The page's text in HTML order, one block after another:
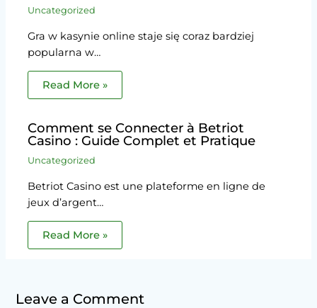
Uncategorized
Gra w kasynie online staje się coraz bardziej
popularna w…
Read More »
Comment se Connecter à Betriot
Casino : Guide Complet et Pratique
Uncategorized
Betriot Casino est une plateforme en ligne de
jeux d’argent…
Read More »
Leave a Comment